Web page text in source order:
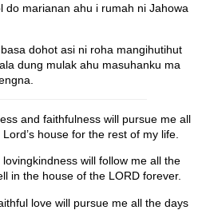
do marianan ahu i rumah ni Jahowa
dohot asi ni roha mangihutihut
dung mulak ahu masuhanku ma
and faithfulness will pursue me all
Lord’s house for the rest of my life.
will follow me all the
in the house of the LORD forever.
love will pursue me all the days